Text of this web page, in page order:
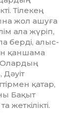
Тілекең
жол ашуға
ала жүріп,
берді, алыс-
қаншама
қатар,
Ба­қыт
жеткілікті.